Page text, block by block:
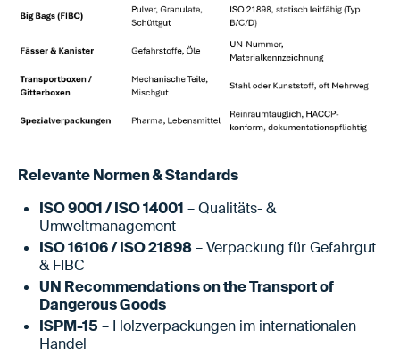
Relevante Normen & Standards
ISO 9001 / ISO 14001 – Qualitäts- &
Umweltmanagement
ISO 16106 / ISO 21898– Verpackung für Gefahrgut
& FIBC
UN Recommendations on the Transport of
Dangerous Goods
ISPM-15 – Holzverpackungen im internationalen
Handel